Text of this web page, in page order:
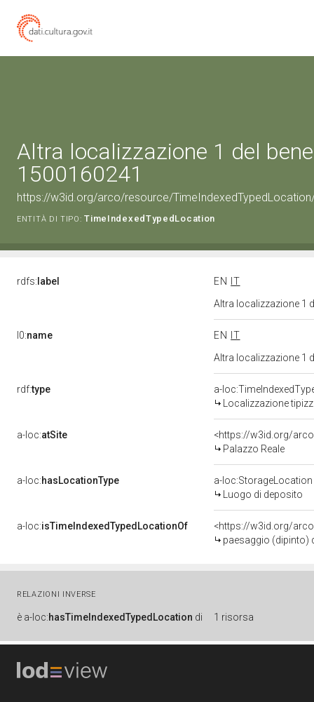
Altra localizzazione 1 del
1500160241
https://w3id.org/arco/resource/
ENTITÀ DI TIPO: TimeIndexedTypedLocation
rdfs: label EN
IT
Altra localizzazione 1
l0:name EN
IT
Altra localizzazione 1
rdf:type
a-
Localizzazione
a-loc:atSite
<https://w3id.org/
Palazzo Reale
a-loc:hasLocationType
a-loc:StorageLocation
Luogo di deposito
a-loc:isTimeIndexedTypedLocationOf
<https://w3id.org/
paesaggio (dipinto)
RELAZIONI INVERSE
è a-loc:hasTimeIndexedTypedLocation di 1 risorsa